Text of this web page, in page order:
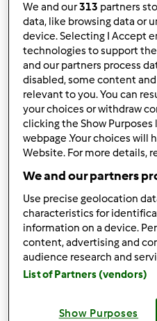
successivo. Il numero
tuo nome Utente indicherà il
COME PUOI
TUA ATTIVITA'
Eseguendo una delle azioni
raccogliere punti. Questi
punteggio attuale nella
ti servono per passare al
+50
Punti
Vincitore di un
+10
Punti
Creare 1 ricetta
campi
We and our313 partners
data, like browsing data or
device. Selecting I Accept
technologies to support
and our partners process
disabled, some content
relevant to you. You can
your choices or withdraw
clicking the Show
webpage .Your choices will
Website. For more details,
We and our partners
Use precise geolocation
characteristics for
information on a device.
content, advertising and
audience research and
List of Partners (vendors)
Show Purposes